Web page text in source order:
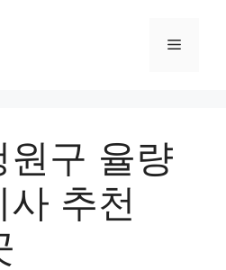
Menu
원구 율량
추천